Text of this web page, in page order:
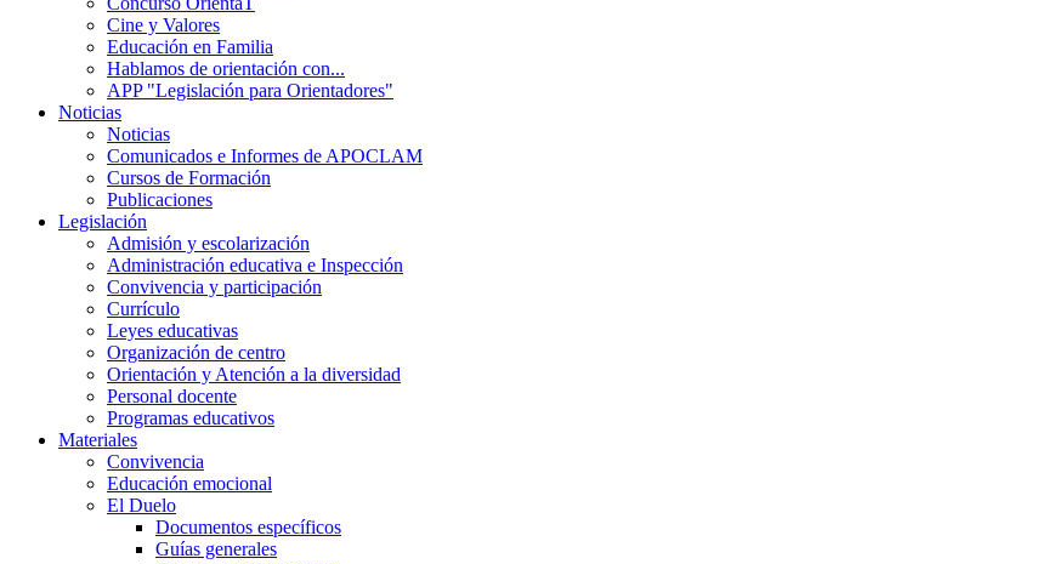
Cine y Valores
Educación en Familia
Hablamos de orientación con...
APP "Legislación para Orientadores"
Noticias
Noticias
Comunicados e Informes de APOCLAM
Cursos de Formación
Publicaciones
Legislación
Admisión y escolarización
Administración educativa e Inspección
Convivencia y participación
Currículo
Leyes educativas
Organización de centro
Orientación y Atención a la diversidad
Personal docente
Programas educativos
Materiales
Convivencia
Educación emocional
El Duelo
Documentos específicos
Guías generales